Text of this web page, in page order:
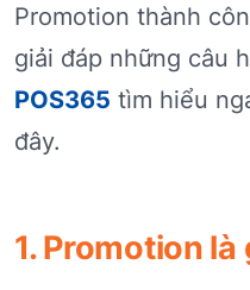
Promotion thành
giải đáp những câu
POS365 tìm hiểu
đây.
1. Promotion là